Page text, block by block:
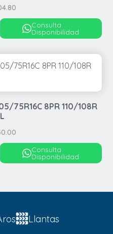
Consulta
Disponibilidad
75R16C 8PR 110/108R
Consulta
Disponibilidad
Llantas